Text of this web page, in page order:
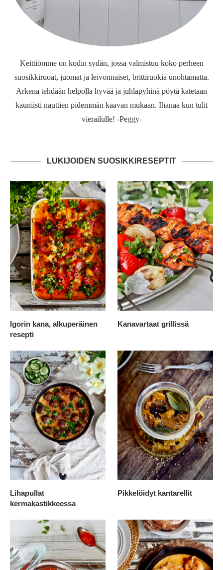
Keittiömme on kodin sydän, jossa valmistuu koko perheen
suosikkiruoat, juomat ja leivonnaiset, brittiruokia unohtamatta.
Arkena tehdään helpolla hyvää ja juhlapyhinä pöytä katetaan
kauniisti nauttien pidemmän kaavan mukaan. Ihanaa kun tulit
vierailulle! -Peggy-
LUKIJOIDEN SUOSIKKIRESEPTIT
Igorin kana, alkuperäinen
resepti
Kanavartaat grillissä
Lihapullat
kermakastikkeessa
Pikkelöidyt kantarellit